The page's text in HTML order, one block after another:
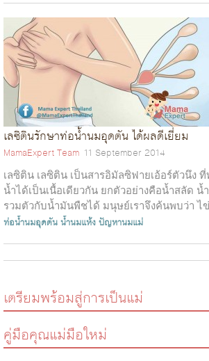
เลซิตินรักษาท่อน้ำนมอุดตัน ได้ผลดีเยี่ยม
MamaExpert Team 11 September 2014
เลซิติน เลซิติน เป็นสารอิมัลซิฟายเอ้อร์ตัวนึง
น้ำได้เป็นเนื้อเดียวกัน ยกตัวอย่างคือน้ำสลัด น้
รวมตัวกับน้ำมันพืชได้ มนุษย์เราจึงค้นพบว่า ไ
ท่อน้ำนมอุดตันน้ำนมแห้งปัญหานมแม่
เตรียมพร้อมสู่การเป็นแม่
คู่มือคุณแม่มือใหม่